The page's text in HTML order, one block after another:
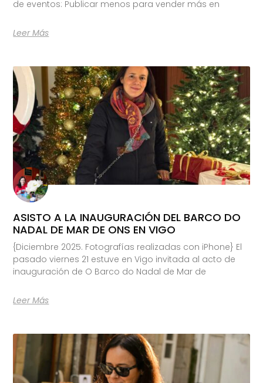
de eventos: Publicar menos para vender más en
Leer Más
ASISTO A LA INAUGURACIÓN DEL BARCO DO
NADAL DE MAR DE ONS EN VIGO
{Diciembre 2025. Fotografías realizadas con iPhone} El
pasado viernes 21 estuve en Vigo invitada al acto de
inauguración de O Barco do Nadal de Mar de
Leer Más